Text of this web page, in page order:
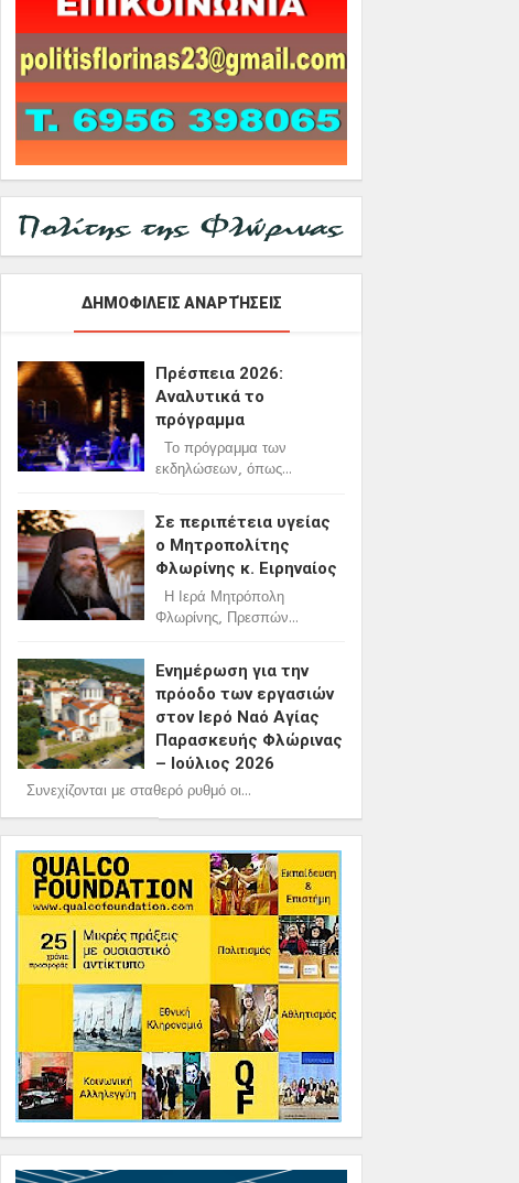
ΔΗΜΟΦΙΛΕΊΣ ΑΝΑΡΤΉΣΕΙΣ
Πρέσπεια 2026:
Αναλυτικά το
πρόγραμμα
Το πρόγραμμα των
εκδηλώσεων, όπως...
Σε περιπέτεια υγείας
ο Μητροπολίτης
Φλωρίνης κ. Ειρηναίος
Η Ιερά Μητρόπολη
Φλωρίνης, Πρεσπών...
Ενημέρωση για την
πρόοδο των εργασιών
στον Ιερό Ναό Αγίας
Παρασκευής Φλώρινας
– Ιούλιος 2026
Συνεχίζονται με σταθερό ρυθμό οι...